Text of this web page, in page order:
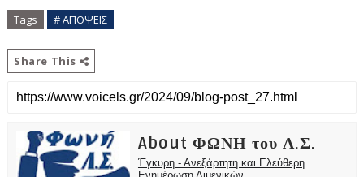
Tags # ΑΠΟΨΕΙΣ
Share This
About ΦΩΝΗ του Λ.Σ.
Έγκυρη - Ανεξάρτητη και Ελεύθερη